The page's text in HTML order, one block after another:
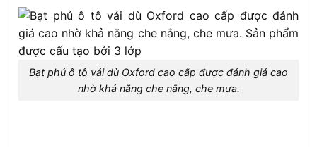
Bạt phủ ô tô vải dù Oxford cao cấp được đánh giá cao
nhờ khả năng che nắng, che mưa.